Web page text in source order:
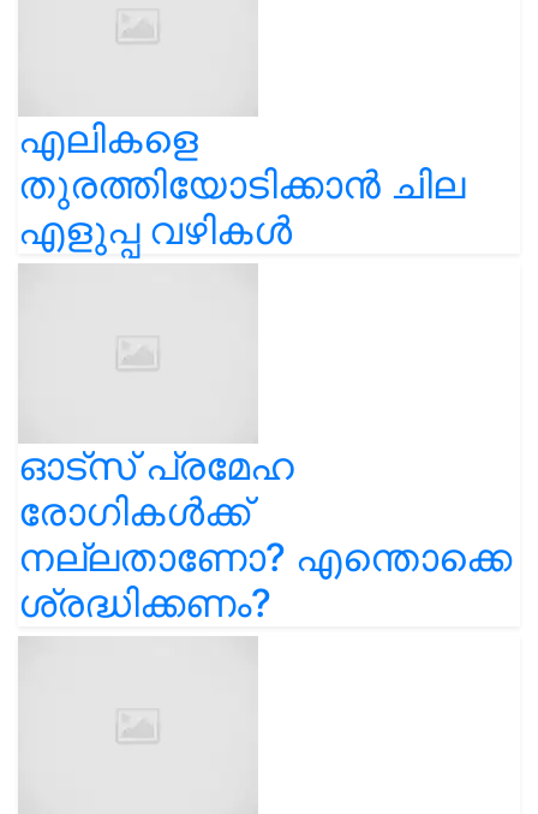
എലികളെ
തുരത്തിയോടിക്കാൻ ചില
എളുപ്പ വഴികൾ
ഓട്സ് പ്രമേഹ
രോഗികൾക്ക്
നല്ലതാണോ? എന്തൊക്കെ
ശ്രദ്ധിക്കണം?